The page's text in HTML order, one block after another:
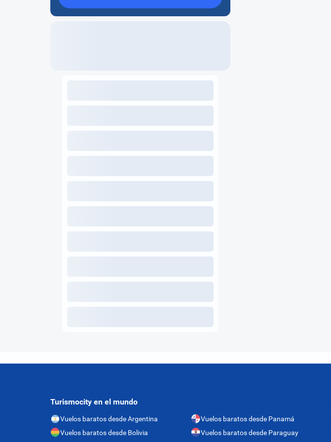
Turismocity en el mundo
Vuelos baratos desde Argentina
Vuelos baratos desde Bolivia
Vuelos baratos desde Panamá
Vuelos baratos desde Paraguay